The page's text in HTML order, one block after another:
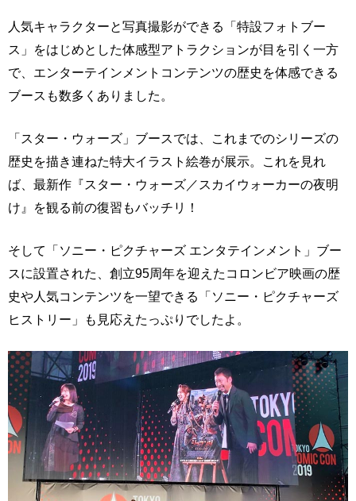
人気キャラクターと写真撮影ができる「特設フォトブー
ス」をはじめとした体感型アトラクションが目を引く一方
で、エンターテインメントコンテンツの歴史を体感できる
ブースも数多くありました。
「スター・ウォーズ」ブースでは、これまでのシリーズの
歴史を描き連ねた特大イラスト絵巻が展示。これを見れ
ば、最新作『スター・ウォーズ／スカイウォーカーの夜明
け』を観る前の復習もバッチリ！
そして「ソニー・ピクチャーズ エンタテインメント」ブー
スに設置された、創立95周年を迎えたコロンビア映画の歴
史や人気コンテンツを一望できる「ソニー・ピクチャーズ
ヒストリー」も見応えたっぷりでしたよ。